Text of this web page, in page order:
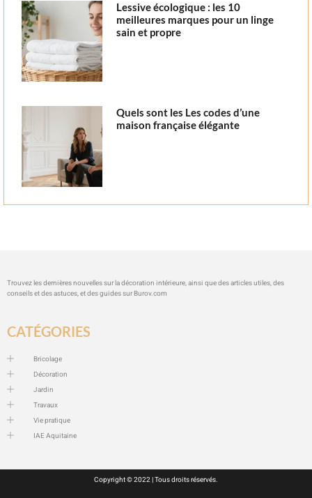
Lessive écologique : les 10
meilleures marques pour un linge
sain et propre
Quels sont les Les codes d’une
maison française élégante
Trouvez les dernières nouvelles sur la décoration intérieure, ainsi que des articles utiles, des
conseils et des astuces, et des guides sur Burov.com
CATÉGORIES
Bricolage
Décoration
Jardin
Travaux
Vie pratique
IAE Aquitaine
Copyright © 2022 | Tous droits réservés.